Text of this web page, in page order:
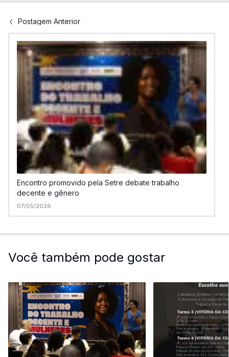
Postagem Anterior
Encontro promovido pela Setre debate trabalho
decente e gênero
07/05/2026
Você também pode gostar